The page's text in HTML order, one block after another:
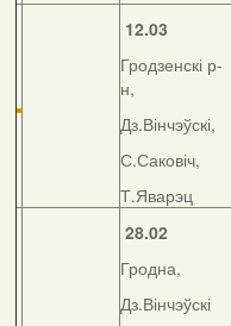
12.03
Гродзенскі р-
н,
Дз.Вінчэўскі,
С.Саковіч,
Т.Яварэц
28.02
Гродна,
Дз.Вінчэўскі